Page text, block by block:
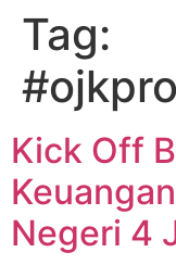
Tag:
Kick Off
Negeri 4